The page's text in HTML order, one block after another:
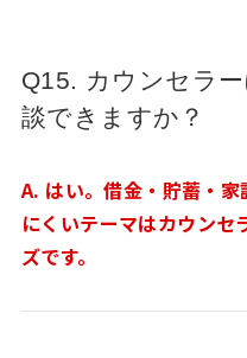
Q15. カウンセラ
談できますか？
A. はい。借金・貯蓄・
にくいテーマはカウンセ
ズです。